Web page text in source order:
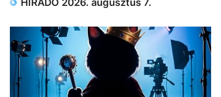
HÍRADÓ 2026. augusztus 7.